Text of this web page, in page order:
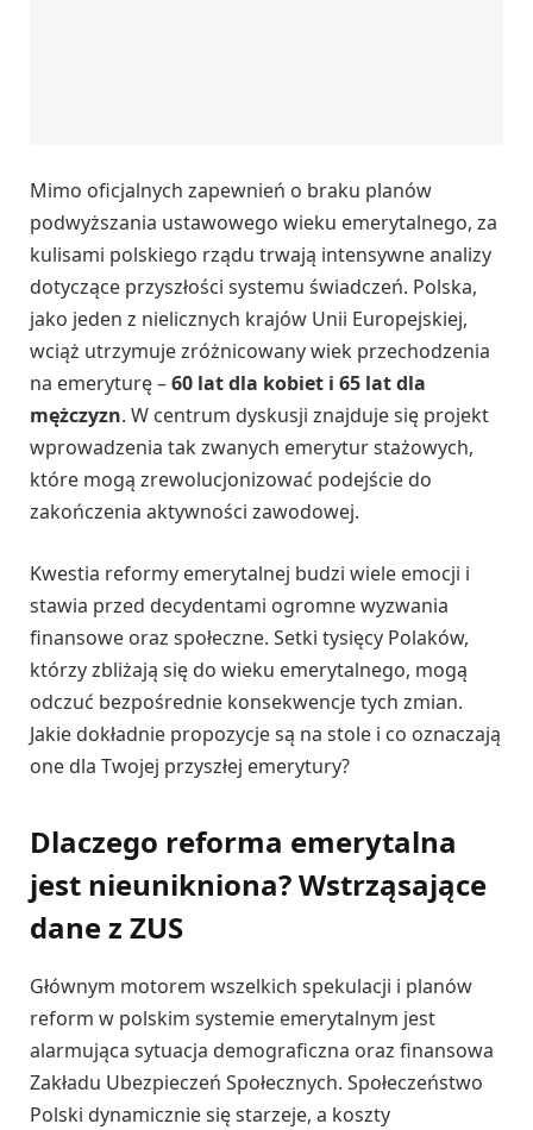
Mimo oficjalnych zapewnień o braku planów
podwyższania ustawowego wieku emerytalnego, za
kulisami polskiego rządu trwają intensywne analizy
dotyczące przyszłości systemu świadczeń. Polska,
jako jeden z nielicznych krajów Unii Europejskiej,
wciąż utrzymuje zróżnicowany wiek przechodzenia
na emeryturę –60 lat dla kobiet i 65 lat dla
mężczyzn. W centrum dyskusji znajduje się projekt
wprowadzenia tak zwanych emerytur stażowych,
które mogą zrewolucjonizować podejście do
zakończenia aktywności zawodowej.
Kwestia reformy emerytalnej budzi wiele emocji i
stawia przed decydentami ogromne wyzwania
finansowe oraz społeczne. Setki tysięcy Polaków,
którzy zbliżają się do wieku emerytalnego, mogą
odczuć bezpośrednie konsekwencje tych zmian.
Jakie dokładnie propozycje są na stole i co oznaczają
one dla Twojej przyszłej emerytury?
Dlaczego reforma emerytalna
jest nieunikniona? Wstrząsające
dane z ZUS
Głównym motorem wszelkich spekulacji i planów
reform w polskim systemie emerytalnym jest
alarmująca sytuacja demograficzna oraz finansowa
Zakładu Ubezpieczeń Społecznych. Społeczeństwo
Polski dynamicznie się starzeje, a koszty